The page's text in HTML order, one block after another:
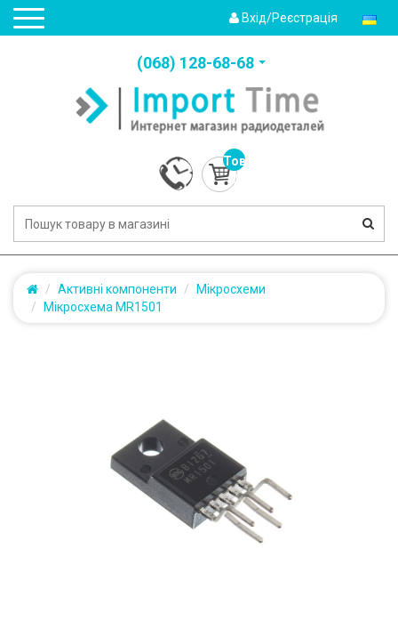
Вхід/Реєстрація
(‎068) 128-68-68
Товарів:
0
(0.0грн.)
Активні компоненти
Мікросхеми
Мікросхема MR1501